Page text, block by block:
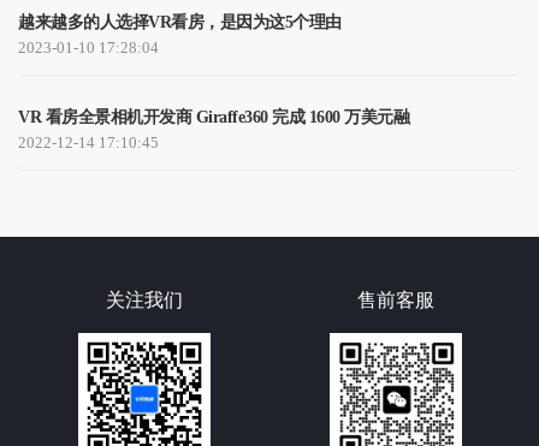
越来越多的人选择VR看房，是因为这5个理由
2023-01-10 17:28:04
VR 看房全景相机开发商 Giraffe360 完成 1600 万美元融
2022-12-14 17:10:45
关注我们 售前客服